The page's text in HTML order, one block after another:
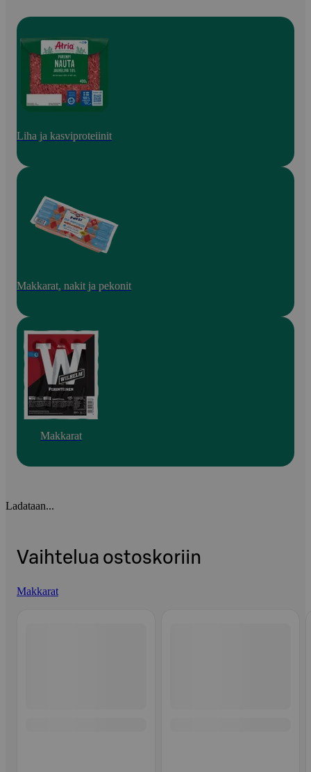
Liha ja kasviproteiinit
Makkarat, nakit ja pekonit
Makkarat
Ladataan...
Vaihtelua ostoskoriin
Makkarat